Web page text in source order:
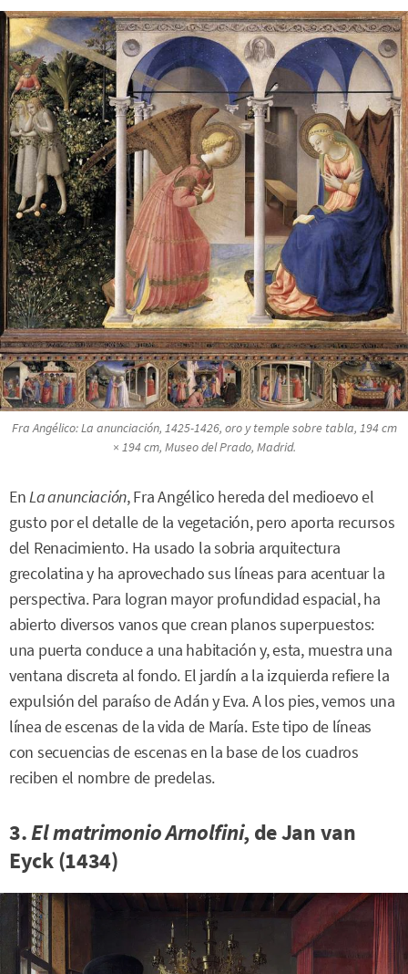
Fra Angélico:La anunciación, 1425-1426, oro y temple sobre tabla, 194 cm
× 194 cm, Museo del Prado, Madrid.
EnLa anunciación, Fra Angélico hereda del medioevo el
gusto por el detalle de la vegetación, pero aporta recursos
del Renacimiento. Ha usado la sobria arquitectura
grecolatina y ha aprovechado sus líneas para acentuar la
perspectiva. Para logran mayor profundidad espacial, ha
abierto diversos vanos que crean planos superpuestos:
una puerta conduce a una habitación y, esta, muestra una
ventana discreta al fondo. El jardín a la izquierda refiere la
expulsión del paraíso de Adán y Eva. A los pies, vemos una
línea de escenas de la vida de María. Este tipo de líneas
con secuencias de escenas en la base de los cuadros
reciben el nombre de predelas.
3.El matrimonio Arnolfini, de Jan van
Eyck (1434)